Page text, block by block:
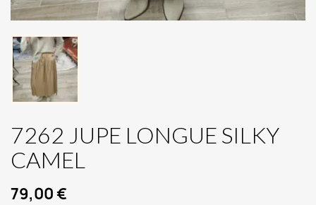
7262 JUPE LONGUE SILKY
CAMEL
79,00 €